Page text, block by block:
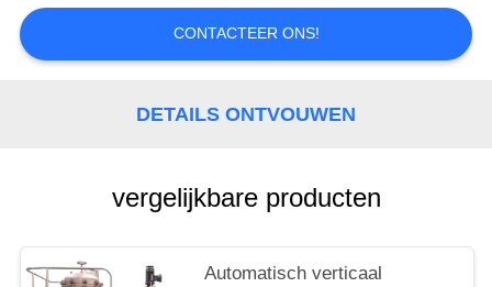
PRIVACY
POLICY
CONTACTEER ONS!
DETAILS ONTVOUWEN
vergelijkbare producten
Automatisch verticaal